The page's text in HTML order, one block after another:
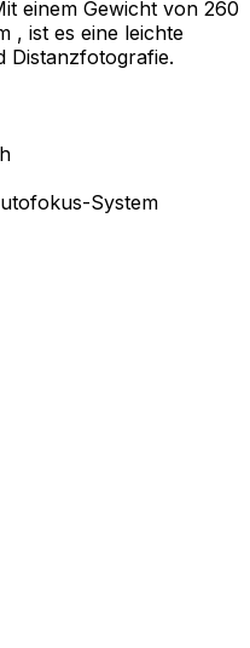
einem Gewicht von 260
, ist es eine leichte
Distanzfotografie.
System